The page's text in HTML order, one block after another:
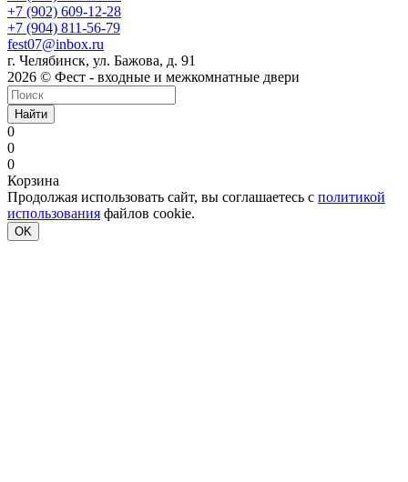
+7 (902) 609-12-28
+7 (904) 811-56-79
fest07@inbox.ru
г. Челябинск, ул. Бажова, д. 91
2026 © Фест - входные и межкомнатные двери
Найти
0
0
0
Корзина
Продолжая использовать сайт, вы соглашаетесь с политикой
использования файлов cookie.
OK